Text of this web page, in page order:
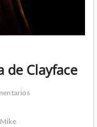
de Clayface
Mike